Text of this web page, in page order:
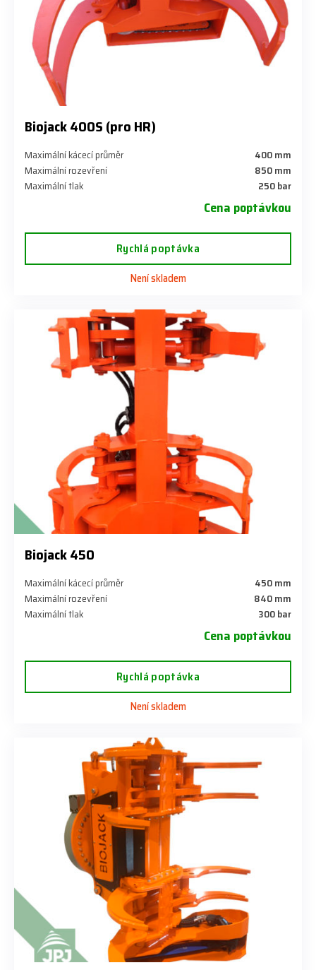
Biojack 400S (pro HR)
Maximální kácecí průměr
400 mm
Maximální rozevření
850 mm
Maximální tlak
250 bar
Cena poptávkou
Rychlá poptávka
Není skladem
Biojack 450
Maximální kácecí průměr
450 mm
Maximální rozevření
840 mm
Maximální tlak
300 bar
Cena poptávkou
Rychlá poptávka
Není skladem